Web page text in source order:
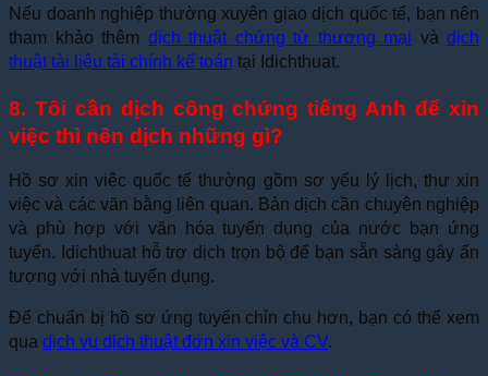
Nếu doanh nghiệp thường xuyên giao dịch quốc tế, bạn nên
tham khảo thêm dịch thuật chứng từ thương mại và dịch
thuật tài liệu tài chính kế toán tại Idichthuat.
8. Tôi cần dịch công chứng tiếng Anh để xin
việc thì nên dịch những gì?
Hồ sơ xin việc quốc tế thường gồm sơ yếu lý lịch, thư xin
việc và các văn bằng liên quan. Bản dịch cần chuyên nghiệp
và phù hợp với văn hóa tuyển dụng của nước bạn ứng
tuyển. Idichthuat hỗ trợ dịch trọn bộ để bạn sẵn sàng gây ấn
tượng với nhà tuyển dụng.
Để chuẩn bị hồ sơ ứng tuyển chỉn chu hơn, bạn có thể xem
qua dịch vụ dịch thuật đơn xin việc và CV.